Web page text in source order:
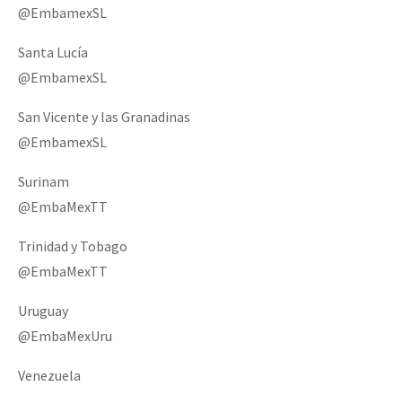
@EmbamexSL
Santa Lucía
@EmbamexSL
San Vicente y las Granadinas
@EmbamexSL
Surinam
@EmbaMexTT
Trinidad y Tobago
@EmbaMexTT
Uruguay
@EmbaMexUru
Venezuela